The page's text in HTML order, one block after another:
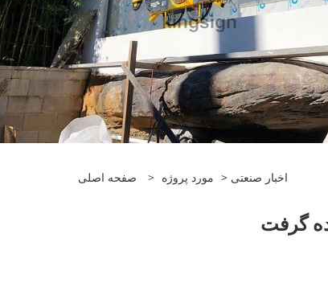
صفحه اصلی > مورد پروژه > اخبار صنعتی